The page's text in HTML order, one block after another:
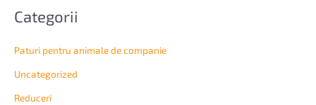
Categorii
Paturi pentru animale de companie
Uncategorized
Reduceri